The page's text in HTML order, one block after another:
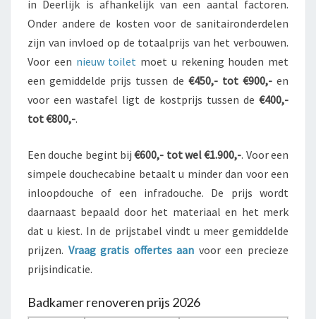
in Deerlijk is afhankelijk van een aantal factoren.
Onder andere de kosten voor de sanitaironderdelen
zijn van invloed op de totaalprijs van het verbouwen.
Voor een nieuw toilet moet u rekening houden met
een gemiddelde prijs tussen de €450,- tot €900,-en
voor een wastafel ligt de kostprijs tussen de €400,-
tot €800,-.
Een douche begint bij€600,- tot wel €1.900,-. Voor een
simpele douchecabine betaalt u minder dan voor een
inloopdouche of een infradouche. De prijs wordt
daarnaast bepaald door het materiaal en het merk
dat u kiest. In de prijstabel vindt u meer gemiddelde
prijzen. Vraag gratis offertes aan voor een precieze
prijsindicatie.
Badkamer renoveren prijs 2026